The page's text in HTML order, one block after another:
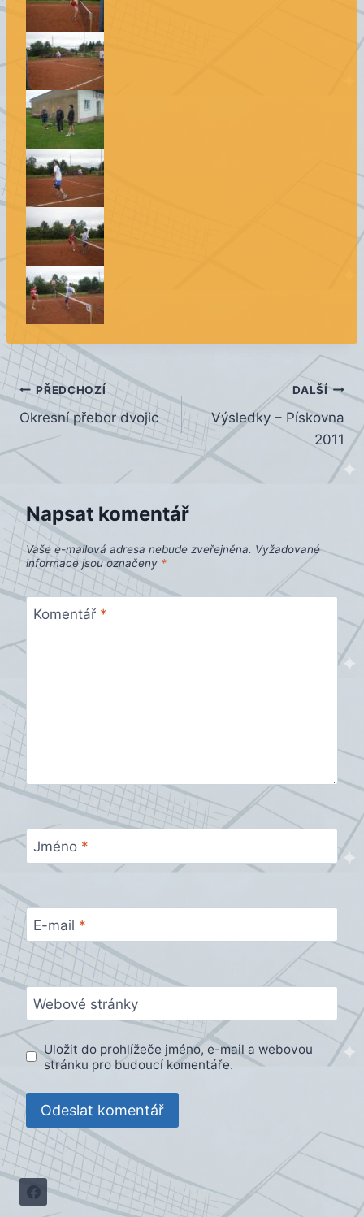
Navigace
pro
příspěvek
PŘEDCHOZÍ
Okresní přebor dvojic
DALŠÍ
Výsledky – Pískovna
2011
Napsat komentář
Vaše e-mailová adresa nebude zveřejněna. Vyžadované
informace jsou označeny *
Komentář *
Jméno *
E-mail *
Webové stránky
Uložit do prohlížeče jméno, e-mail a webovou
stránku pro budoucí komentáře.